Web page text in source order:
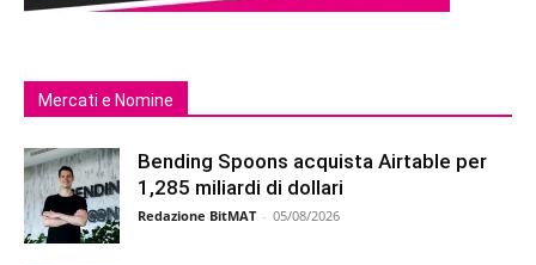
Mercati e Nomine
Bending Spoons acquista Airtable per
1,285 miliardi di dollari
Redazione BitMAT - 05/08/2026